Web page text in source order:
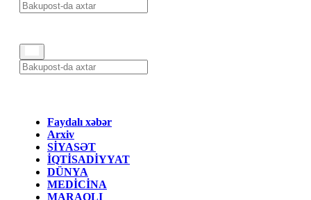
Faydalı xəbər
Arxiv
SİYASƏT
İQTİSADİYYAT
DÜNYA
MEDİCİNA
MARAQLI